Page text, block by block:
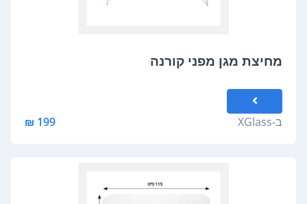
מחיצת מגן מפני קורנה
ב-XGlass
199 ₪